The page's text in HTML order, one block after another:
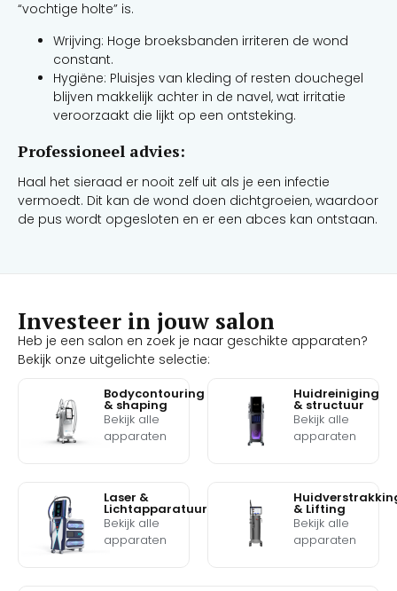
“vochtige holte” is.
Wrijving: Hoge broeksbanden irriteren de wond
constant.
Hygiëne: Pluisjes van kleding of resten douchegel
blijven makkelijk achter in de navel, wat irritatie
veroorzaakt die lijkt op een ontsteking.
Professioneel advies:
Haal het sieraad er nooit zelf uit als je een infectie
vermoedt. Dit kan de wond doen dichtgroeien, waardoor
de pus wordt opgesloten en er een abces kan ontstaan.
Investeer in jouw salon
Heb je een salon en zoek je naar geschikte apparaten?
Bekijk onze uitgelichte selectie:
Bodycontouring
& shaping
Bekijk alle
apparaten
Huidreiniging
& structuur
Bekijk alle
apparaten
Laser &
Lichtapparatuur
Bekijk alle
apparaten
& Lifting
Bekijk alle
apparaten